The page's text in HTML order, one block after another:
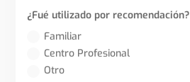
¿Fué utilizado por recomendación?
Familiar
Centro Profesional
Otro